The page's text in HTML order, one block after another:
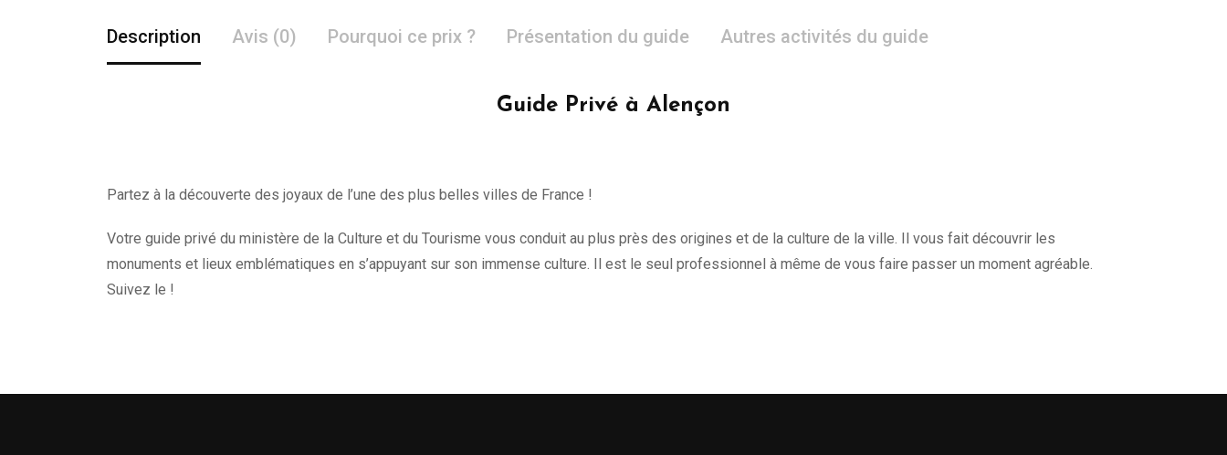
Description Avis (0) Pourquoi ce prix ? Présentation du guide Autres activités du guide
Guide Privé à Alençon
Partez à la découverte des joyaux de l’une des plus belles villes de France !
Votre guide privé du ministère de la Culture et du Tourisme vous conduit au plus près des origines et de la culture de la ville. Il vous fait découvrir les
monuments et lieux emblématiques en s’appuyant sur son immense culture. Il est le seul professionnel à même de vous faire passer un moment agréable.
Suivez le !